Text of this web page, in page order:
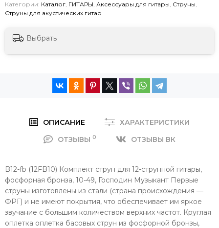
Категории: Каталог, ГИТАРЫ, Аксессуары для гитары, Струны,
Струны для акустических гитар
Выбрать
ОПИСАНИЕ
ХАРАКТЕРИСТИКИ
ОТЗЫВЫ 0 ОТЗЫВЫ ВК
B12-fb (12FB10) Комплект струн для 12-струнной гитары,
фосфорная бронза, 10-49, Господин Музыкант Первые
струны изготовлены из стали (страна происхождения —
ФРГ) и не имеют покрытия, что обеспечивает им яркое
звучание с большим количеством верхних частот. Круглая
оплетка оплетка басовых струн из фосфорной бронзы,